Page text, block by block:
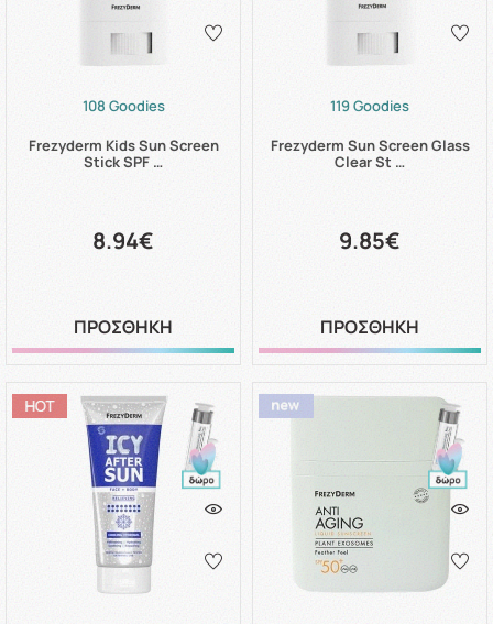
108 Goodies
Frezyderm Kids Sun Screen
Stick SPF …
8.94€
ΠΡΟΣΘΗΚΗ
119 Goodies
Frezyderm Sun Screen Glass
Clear St …
9.85€
ΠΡΟΣΘΗΚΗ